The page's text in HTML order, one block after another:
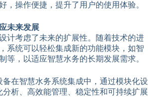
，操作便捷，提升了用户的使用体验。
未来发展
计考虑了未来的扩展性。随着技术的进
系统可以轻松集成新的功能模块，如智
等，以适应智慧水务的长期发展需求。
在智慧水务系统集成中，通过模块化设
析、高效能管理、稳定性和可持续扩展